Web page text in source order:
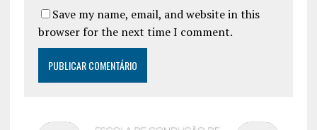
Save my name, email, and website in this
browser for the next time I comment.